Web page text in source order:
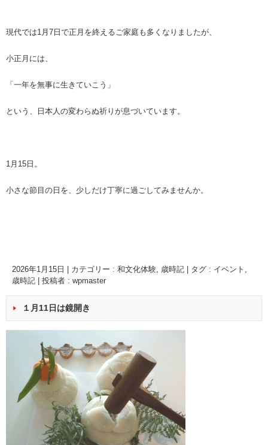
現代では1月7日で正月を終えるご家庭も多くなりましたが、
小正月には、
「一年を無事に生きていこう」
という、日本人の変わらぬ祈りが息づいています。
1月15日。
小さな節目の日を、少しだけ丁寧に過ごしてみませんか。
2026年1月15日 カテゴリー : 和文化体験, 歳時記 タグ : イベント ,
歳時記
投稿者 : wpmaster
１月11日は鏡開き